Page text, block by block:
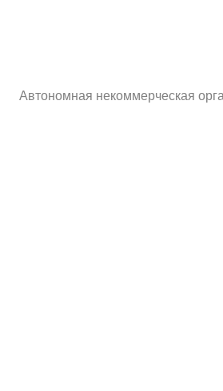
Автономная некоммерческая